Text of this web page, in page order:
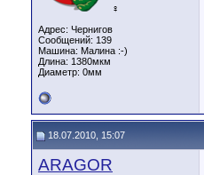
♀
Адрес: Чернигов
Сообщений: 139
Машина: Малина :-)
Длина: 1380мкм
Диаметр: 0мм
18.07.2010, 15:07
ARAGOR